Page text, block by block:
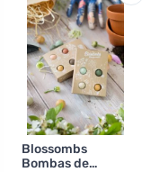
Blossombs
Bombas de